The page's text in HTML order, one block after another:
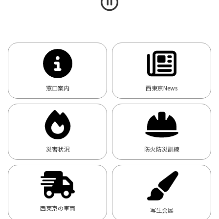
窓口案内 西東京News
災害状況 防火防災訓練
西東京の車両 写生会展